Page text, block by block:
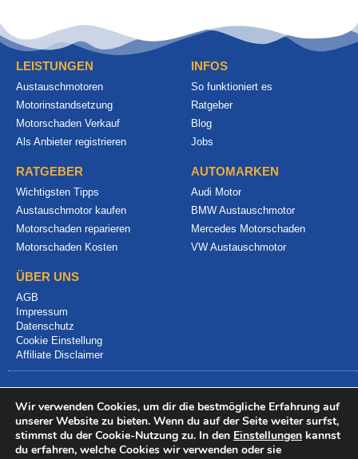
LEISTUNGEN
Austauschmotoren
Motorinstandsetzung
Motorschaden Verkauf
Als Anbieter registrieren
INFOS
So funktioniert es
Ratgeber
Blog
Jobs
RATGEBER
Wichtigsten Tipps
Austauschmotor kaufen
Motorschaden reparieren
Motorschaden Kosten
AUTOMARKEN
Audi Motor
BMW Austauschmotor
Mercedes Motorschaden
VW Austauschmotor
ÜBER UNS
AGB
Impressum
Datenschutz
Cookie Einstellung
Affiliate Disclaimer
© 2024 info@motorschadenvergleich.de
Wir verwenden Cookies, um dir die bestmögliche Erfahrung auf
unserer Website zu bieten. Wenn du auf der Seite weiter surfst,
stimmst du der Cookie-Nutzung zu. In den Einstellungen kannst
du erfahren, welche Cookies wir verwenden oder sie